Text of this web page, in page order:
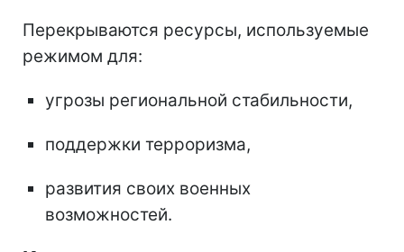
Перекрываются ресурсы, используемые
режимом для:
угрозы региональной стабильности,
поддержки терроризма,
развития своих военных
возможностей.